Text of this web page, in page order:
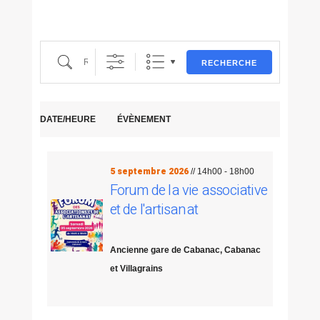
Recherche RECHERCHE
DATE/HEURE ÉVÈNEMENT
5 septembre 2026 // 14h00 - 18h00
Forum de la vie associative
et de l'artisanat
Ancienne gare de Cabanac, Cabanac
et Villagrains